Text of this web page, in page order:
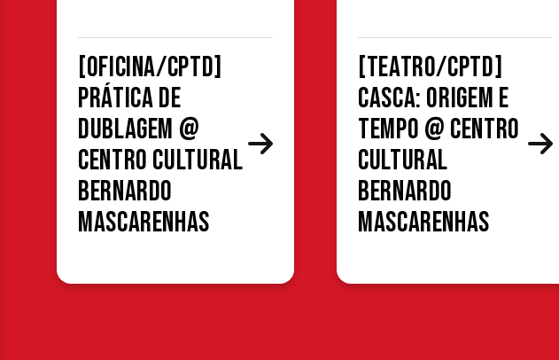
[OFICINA/CPTD]
Prática de
Dublagem @
Centro Cultural
Bernardo
Mascarenhas
[TEATRO/CPTD]
Casca: Origem e
Tempo @ Centro
Cultural
Bernardo
Mascarenhas